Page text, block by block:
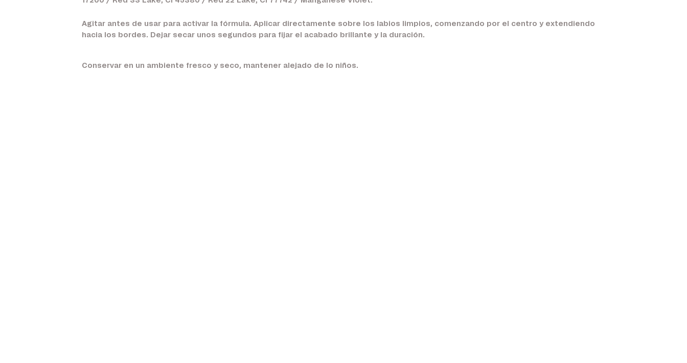
Agitar antes de usar para activar la fórmula. Aplicar directamente sobre los labios limpios, comenzando por el centro y extendiendo
hacia los bordes. Dejar secar unos segundos para fijar el acabado brillante y la duración.
Conservar en un ambiente fresco y seco, mantener alejado de lo niños.